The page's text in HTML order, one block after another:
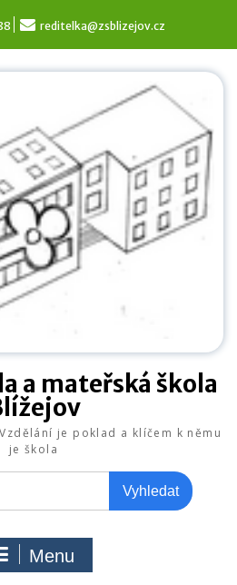
reditelka@zsblizejov.cz
a mateřská škola
je poklad a klíčem k němu
je škola
Menu